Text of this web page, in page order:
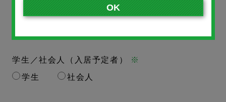
入居者さまとの続柄※
学生／社会人（入居予定者）
※
学生
社会人
OK